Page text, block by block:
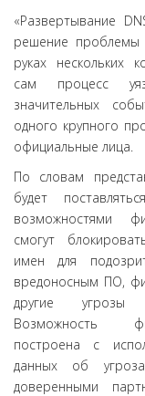
«Развертывание
решение проблемы
руках нескольких
сам процесс
значительных
одного крупного
официальные лица.
По словам
будет
возможностями
смогут
имен для
вредоносным ПО,
другие угрозы
Возможность
построена с
данных об
доверенными